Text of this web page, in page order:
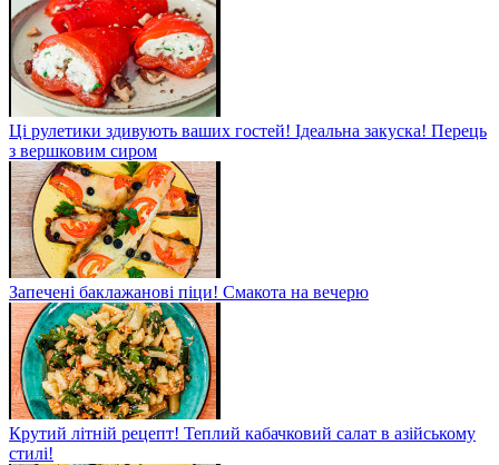
Ці рулетики здивують ваших гостей! Ідеальна закуска! Перець
з вершковим сиром
Запечені баклажанові піци! Смакота на вечерю
Крутий літній рецепт! Теплий кабачковий салат в азійському
стилі!